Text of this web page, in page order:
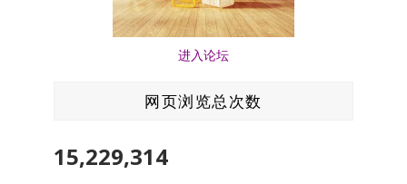
进入论坛
网页浏览总次数
15,229,314